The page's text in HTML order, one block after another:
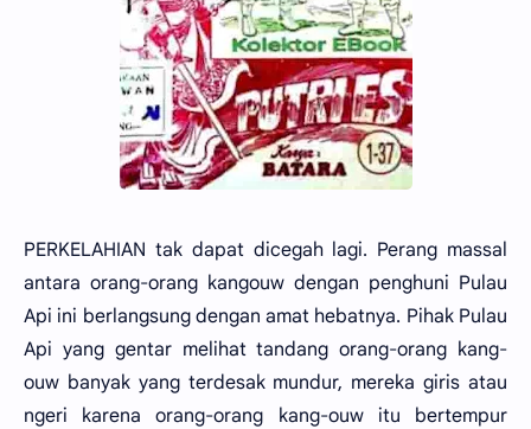
PERKELAHIAN tak dapat dicegah lagi. Perang massal
antara orang-orang kangouw dengan penghuni Pulau
Api ini berlangsung dengan amat hebatnya. Pihak Pulau
Api yang gentar melihat tandang orang-orang kang-
ouw banyak yang terdesak mundur, mereka giris atau
ngeri karena orang-orang kang-ouw itu bertempur